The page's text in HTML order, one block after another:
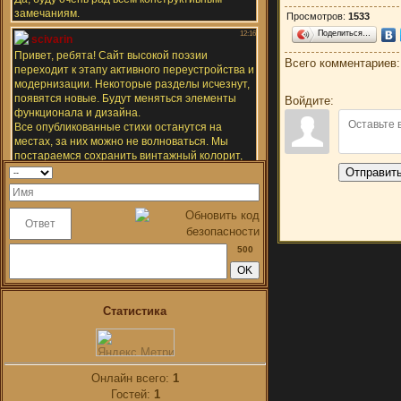
500
Статистика
Онлайн всего: 1
Гостей: 1
Просмотров: 1533
Поделиться…
Всего комментариев:
Войдите: